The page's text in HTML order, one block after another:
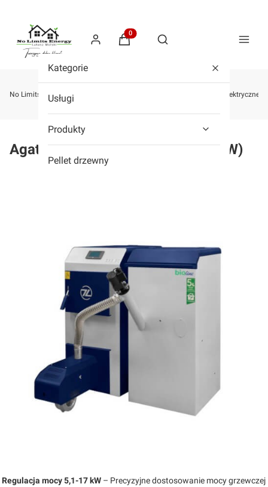
Produkty w koszyku: 0. Zobacz
Otwórz wyszukiwarkę
Kategorie
Usługi
Produkty
Pellet drzewny
No Limits Energy - Sklep z kotłami na pellet, drewno, zgazowujące, elektryczne,
Agat 17kW (zakres mocy 5,1-17kW)
Regulacja mocy 5,1-17 kW – Precyzyjne dostosowanie mocy grzewczej